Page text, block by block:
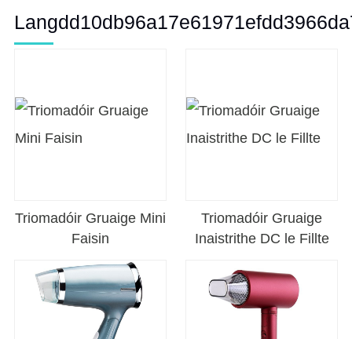
Triomadóir Gruaige Mini
Faisin
Triomadóir Gruaige
Inaistrithe DC le Fillte